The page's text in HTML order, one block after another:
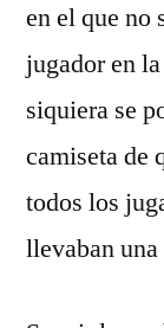
en el que no
jugador en
siquiera se
camiseta de
todos los
llevaban